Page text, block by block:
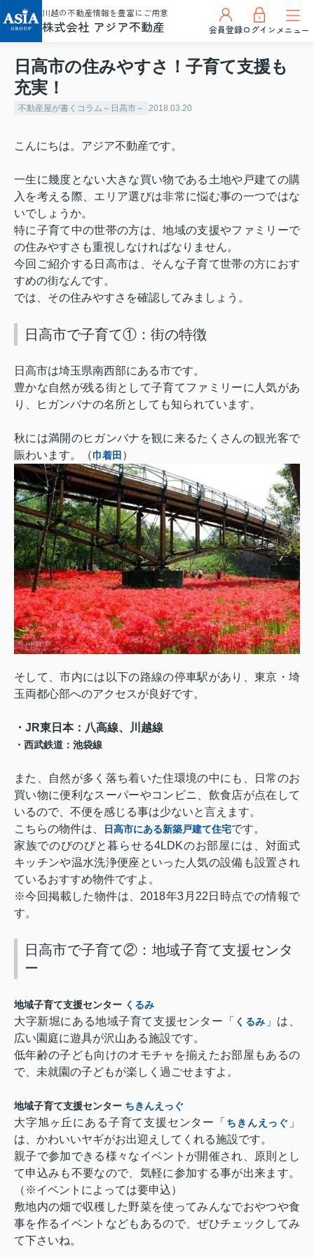
川越の不動産情報を豊富にご用意
株式会社 アジア不動産 会員登録ログインメニュー
日高市の住みやすさ！子育て支援も
充実！
不動産屋が書くコラム～日高市～ 2018.03.20
こんにちは。アジア不動産です。
一生に幾度とない大きな買い物である土地や戸建ての購
入を考える際、エリア選びは非常に悩む事の一つではな
いでしょうか。
特に子育て中の世帯の方は、地域の支援やファミリーで
の住みやすさも重視しなければなりません。
今回ご紹介する日高市は、そんな子育て世帯の方におす
すめの街なんです。
では、その住みやすさを確認してみましょう。
日高市で子育て①：街の特徴
日高市は埼玉県南西部にある市です。
豊かな自然が残る街として子育てファミリーに人気があ
り、ヒガンバナの名所としても知られています。
秋には満開のヒガンバナを観に来るたくさんの観光客で
賑わいます。（巾着田 ）
そして、市内には以下の路線の停車駅があり、東京・埼
玉両都心部へのアクセスが良好です。
・ JR東日本：八高線、川越線
・西武鉄道：池袋線
また、自然が多く落ち着いた住環境の中にも、日常のお
買い物に便利なスーパーやコンビニ、飲食店が点在して
いるので、不便を感じる事は少ないと言えます。
こちらの物件は、
日高市にある新築戸建て住宅です。
家族でのびのびと暮らせる4LDKのお部屋には、対面式
キッチンや温水洗浄便座といった人気の設備も設置され
ているおすすめ物件ですよ。
※今回掲載した物件は、 2018年3 月 22 日時点での情報で
す。
日高市で子育て②：地域子育て支援センタ
ー
地域子育て支援センター くるみ
大字新堀にある地域子育て支援センター「 くるみ 」は、
広い園庭に遊具が沢山ある施設です。
低年齢の子ども向けのオモチャを揃えたお部屋もあるの
で、未就園の子どもが楽しく過ごせますよ。
地域子育て支援センター ちきんえっぐ
大字旭ヶ丘にある子育て支援センター「 ちきんえっぐ 」
は、かわいいヤギがお出迎えしてくれる施設です。
親子で参加できる様々なイベントが開催され、原則とし
て申込みも不要なので、気軽に参加する事が出来ます。
（※イベントによっては要申込）
敷地内の畑で収穫した野菜を使ってみんなでおやつや食
事を作るイベントなどもあるので、ぜひチェックしてみ
て下さいね。